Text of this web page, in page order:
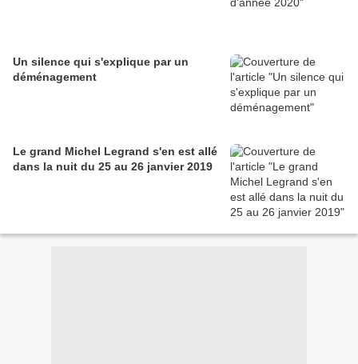
Un silence qui s'explique par un
déménagement
Le grand Michel Legrand s'en est allé
dans la nuit du 25 au 26 janvier 2019